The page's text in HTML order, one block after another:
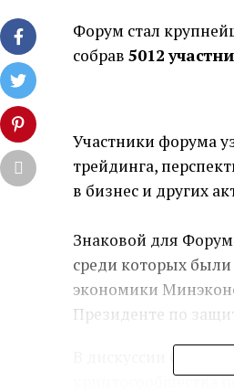
Форум стал
собрав 5012
Участники форума
трейдинга,
в бизнес и других
Знаковой для
среди которых
экономики
Президенте по
В дискуссии было
криптосообщества